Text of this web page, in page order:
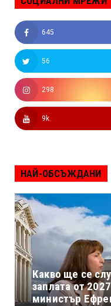
645
56
298
9k
НАЙ-ОБСЪЖДАНИ
Какво ще се
заплата от
министър